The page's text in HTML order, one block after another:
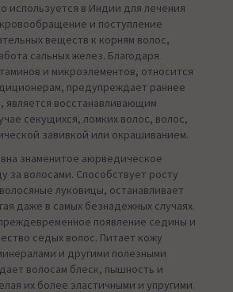
используется в Индии для лечения
и поступление
веществ к корням волос,
сальных желез. Благодаря
и микроэлементов, относится
предупреждает раннее
является восстанавливающим
секущихся, ломких волос, волос,
завивкой или окрашиванием.
знаменитое аюрведическое
за волосами. Способствует росту
луковицы, останавливает
даже в самых безнадежных случаях.
появление седины и
седых волос. Питает кожу
и другими полезными
волосам блеск, пышность и
их более эластичными и упругими.